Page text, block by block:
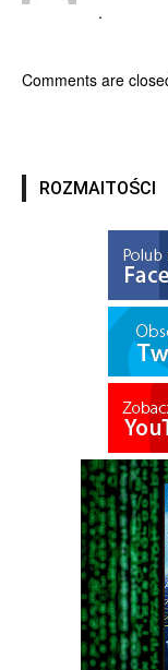
.
Comments are
ROZMAITOŚCI